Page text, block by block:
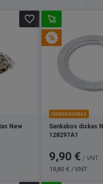
New
favorite_border
IŠPARDAVIMAS
Sankabos diskas
128297A1
Kaina
9,90 € / VNT
19,80 € / VNT